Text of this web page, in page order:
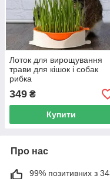
Лоток для вирощування
трави для кішок і собак
рибка
349 ₴
Купити
Про нас
99% позитивних з